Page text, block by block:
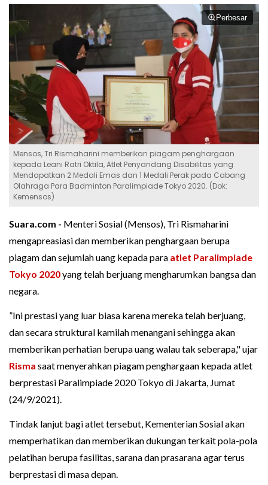
Perbesar
Mensos, Tri Rismaharini memberikan piagam penghargaan
kepada Leani Ratri Oktila, Atlet Penyandang Disabilitas yang
Mendapatkan 2 Medali Emas dan 1 Medali Perak pada Cabang
Olahraga Para Badminton Paralimpiade Tokyo 2020. (Dok:
Kemensos)
Suara.com - Menteri Sosial (Mensos), Tri Rismaharini
mengapreasiasi dan memberikan penghargaan berupa
piagam dan sejumlah uang kepada para atlet Paralimpiade
Tokyo 2020yang telah berjuang mengharumkan bangsa dan
negara.
”Ini prestasi yang luar biasa karena mereka telah berjuang,
dan secara struktural kamilah menangani sehingga akan
memberikan perhatian berupa uang walau tak seberapa," ujar
Risma saat menyerahkan piagam penghargaan kepada atlet
berprestasi Paralimpiade 2020 Tokyo di Jakarta, Jumat
(24/9/2021).
Tindak lanjut bagi atlet tersebut, Kementerian Sosial akan
memperhatikan dan memberikan dukungan terkait pola-pola
pelatihan berupa fasilitas, sarana dan prasarana agar terus
berprestasi di masa depan.